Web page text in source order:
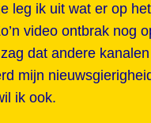
leg ik uit wat er op
video ontbrak nog
dat andere
mijn
ik ook.